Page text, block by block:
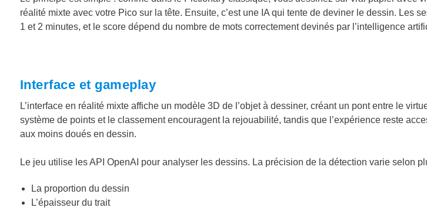
réalité mixte avec votre Pico sur la tête. Ensuite, c’est une IA qui tente de deviner le dessin. Les
1 et 2 minutes, et le score dépend du nombre de mots correctement devinés par l’intelligence
Interface et gameplay
L’interface en réalité mixte affiche un modèle 3D de l’objet à dessiner, créant un pont entre le
système de points et le classement encouragent la rejouabilité, tandis que l’expérience reste
aux moins doués en dessin.
Le jeu utilise les API OpenAI pour analyser les dessins. La précision de la détection varie selon
La proportion du dessin
L’épaisseur du trait